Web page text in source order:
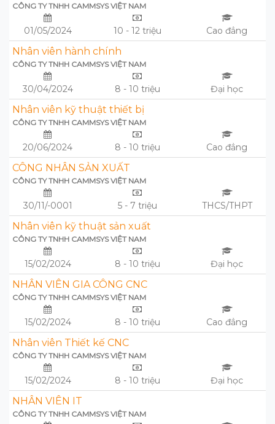
CÔNG TY TNHH CAMMSYS VIỆT NAM
01/05/2024 10 - 12 triệu Cao đẳng
Nhân viên hành chính
CÔNG TY TNHH CAMMSYS VIỆT NAM
30/04/2024 8 - 10 triệu Đại học
Nhân viên kỹ thuật thiết bị
CÔNG TY TNHH CAMMSYS VIỆT NAM
20/06/2024 8 - 10 triệu Cao đẳng
CÔNG NHÂN SẢN XUẤT
CÔNG TY TNHH CAMMSYS VIỆT NAM
30/11/-0001 5 - 7 triệu THCS/THPT
Nhân viên kỹ thuật sản xuất
CÔNG TY TNHH CAMMSYS VIỆT NAM
15/02/2024 8 - 10 triệu Đại học
NHÂN VIÊN GIA CÔNG CNC
CÔNG TY TNHH CAMMSYS VIỆT NAM
15/02/2024 8 - 10 triệu Cao đẳng
Nhân viên Thiết kế CNC
CÔNG TY TNHH CAMMSYS VIỆT NAM
15/02/2024 8 - 10 triệu Đại học
NHÂN VIÊN IT
CÔNG TY TNHH CAMMSYS VIỆT NAM